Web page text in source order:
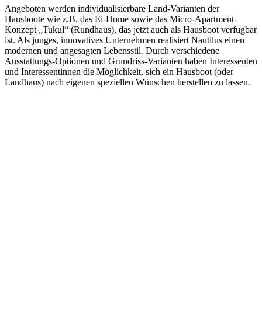
Angeboten werden individualisierbare Land-Varianten der
Hausboote wie z.B. das Ei-Home sowie das Micro-Apartment-
Konzept „Tukul“ (Rundhaus), das jetzt auch als Hausboot verfügbar
ist. Als junges, innovatives Unternehmen realisiert Nautilus einen
modernen und angesagten Lebensstil. Durch verschiedene
Ausstattungs-Optionen und Grundriss-Varianten haben Interessenten
und Interessentinnen die Möglichkeit, sich ein Hausboot (oder
Landhaus) nach eigenen speziellen Wünschen herstellen zu lassen.